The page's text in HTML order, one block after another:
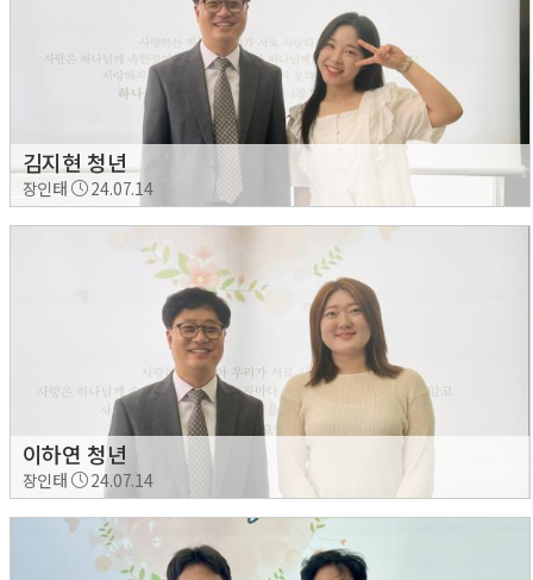
김지현 청년
장인태 24.07.14
이하연 청년
장인태 24.07.14